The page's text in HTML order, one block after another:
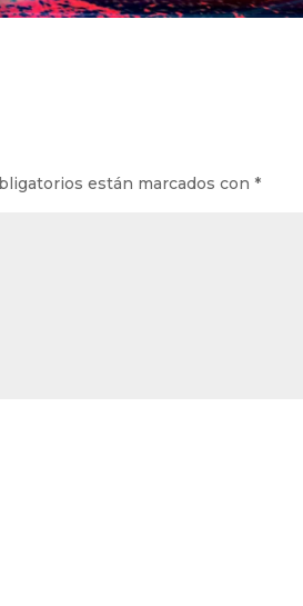
están marcados con*